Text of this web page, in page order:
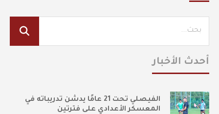
أحدث الأخبار
الفيصلي تحت 21 عامًا يدشن تدريباته في
المعسكر الأعدادي على فترتين